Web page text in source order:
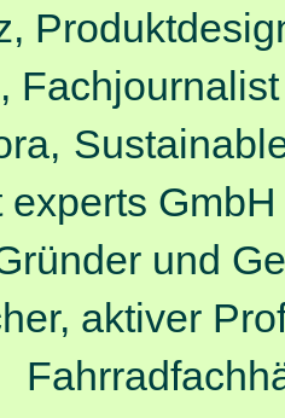
Fachjournalist
experts
und
aktiver